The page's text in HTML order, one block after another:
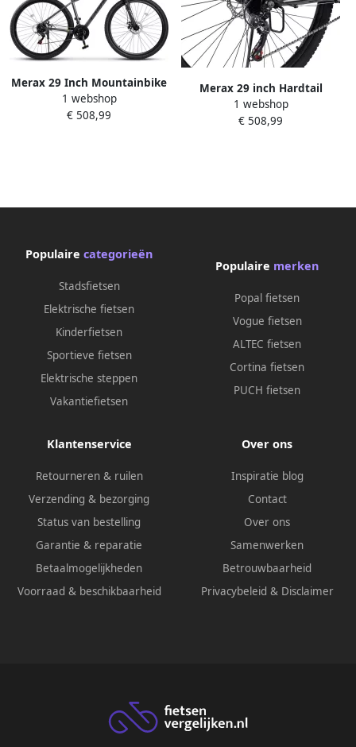
Merax 29 Inch Mountainbike
Hardtail 100mm Voorvork 21
Versnellingen Shi o Tourney
1 webshop
€ 508,99
Merax 29 inch Hardtail
Mountainbike – Aluminium
Frame – 21 Versnellingen –
1 webshop
€ 508,99
Populaire categorieën
Stadsfietsen
Elektrische fietsen
Kinderfietsen
Sportieve fietsen
Elektrische steppen
Vakantiefietsen
Populaire merken
Popal fietsen
Vogue fietsen
ALTEC fietsen
Cortina fietsen
PUCH fietsen
Klantenservice
Retourneren & ruilen
Verzending & bezorging
Status van bestelling
Garantie & reparatie
Betaalmogelijkheden
Voorraad & beschikbaarheid
Over ons
Inspiratie blog
Contact
Over ons
Samenwerken
Betrouwbaarheid
Privacybeleid & Disclaimer